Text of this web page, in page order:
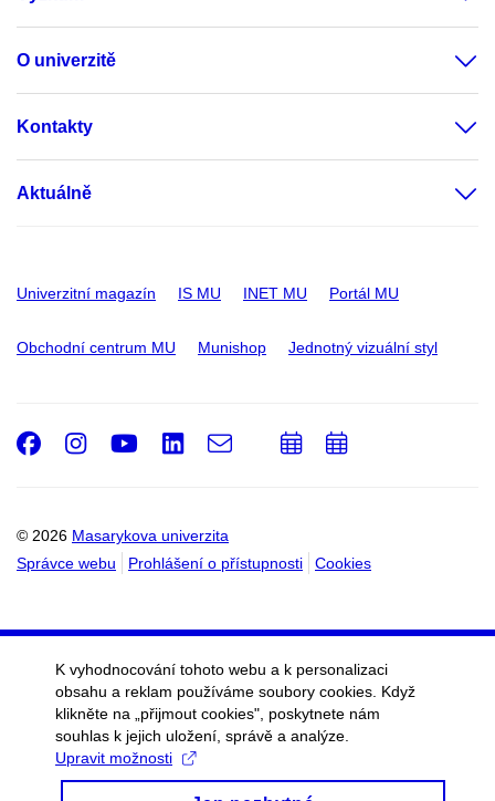
O univerzitě
Kontakty
Aktuálně
Univerzitní magazín IS MU INET MU Portál MU
Obchodní centrum MU Munishop Jednotný vizuální styl
© 2026 Masarykova univerzita
Správce webu
Prohlášení o přístupnosti Cookies
Facebook
Instagram
Youtube
LinkedIn
e-
PřidatPřidat
K vyhodnocování tohoto webu a k personalizaci
obsahu a reklam používáme soubory cookies. Když
klikněte na „přijmout cookies", poskytnete nám
souhlas k jejich uložení, správě a analýze.
Upravit možnosti